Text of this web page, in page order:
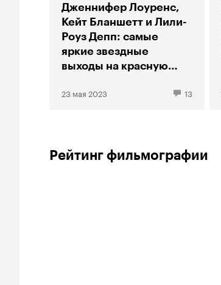
Дженнифер Лоуренс,
Кейт Бланшетт и Лили-
Роуз Депп: самые
яркие звездные
выходы на красную
23 мая 2023 13
Рейтинг фильмографии